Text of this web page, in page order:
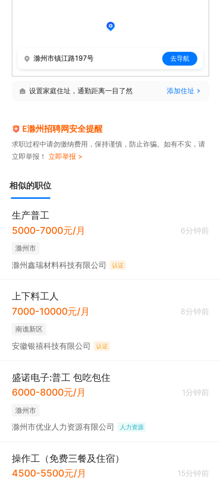
滁州市镇江路197号 去导航
设置家庭住址，通勤距离一目了然 添加住址
E滁州招聘网安全提醒
求职过程中请勿缴纳费用，保持谨慎，防止诈骗。如有不实，请
立即举报！ 立即举报 >
相似的职位
生产普工
5000-7000元/月
6分钟前
滁州市
滁州鑫瑞材料科技有限公司 认证
上下料工人
7000-10000元/月
8分钟前
南谯新区
安徽银禧科技有限公司 认证
盛诺电子:普工 包吃包住
6000-8000元/月
1分钟前
滁州市
滁州市优业人力资源有限公司 人力资源
操作工（免费三餐及住宿）
4500-5500元/月
15分钟前